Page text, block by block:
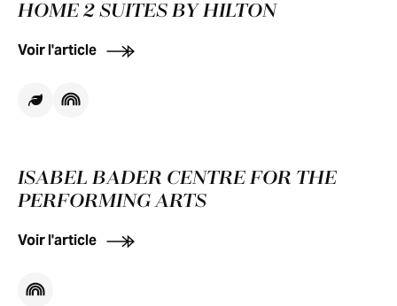
HOME 2 SUITES BY HILTON
Voir l'article
ISABEL BADER CENTRE FOR THE
PERFORMING ARTS
Voir l'article